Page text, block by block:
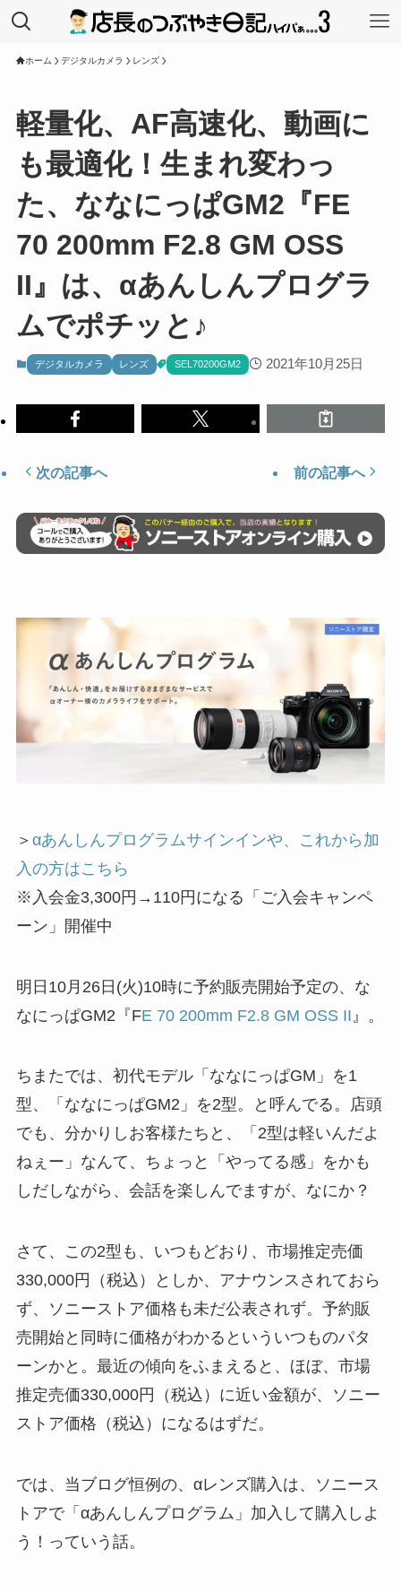
ホーム デジタルカメラ レンズ
軽量化、AF高速化、動画に
も最適化！生まれ変わっ
た、ななにっぱGM2『FE
70 200mm F2.8 GM OSS
II』は、αあんしんプログラ
ムでポチッと♪
デジタルカメラ レンズ SEL70200GM2 2021年10月25日
次の記事へ 前の記事へ
＞ αあんしんプログラムサインインや、これから加
入の方はこちら
※入会金3,300円→110円になる「ご入会キャンペ
ーン」開催中
明日10月26日(火)10時に予約販売開始予定の、な
なにっぱGM2『FE 70 200mm F2.8 GM OSS II 』。
ちまたでは、初代モデル「ななにっぱGM」を1
型、「ななにっぱGM2」を2型。と呼んでる。店頭
でも、分かりしお客様たちと、「2型は軽いんだよ
ねぇー」なんて、ちょっと「やってる感」をかも
しだしながら、会話を楽しんでますが、なにか？
さて、この2型も、いつもどおり、市場推定売価
330,000円（税込）としか、アナウンスされておら
ず、ソニーストア価格も未だ公表されず。予約販
売開始と同時に価格がわかるといういつものパタ
ーンかと。最近の傾向をふまえると、ほぼ、市場
推定売価330,000円（税込）に近い金額が、ソニー
ストア価格（税込）になるはずだ。
では、当ブログ恒例の、αレンズ購入は、ソニース
トアで「αあんしんプログラム」加入して購入しよ
う！っていう話。